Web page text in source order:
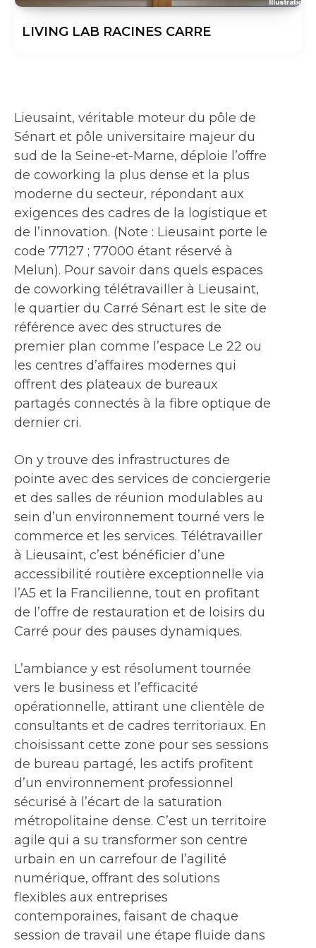
LIVING LAB RACINES CARRE
Lieusaint, véritable moteur du pôle de
Sénart et pôle universitaire majeur du
sud de la Seine-et-Marne, déploie l’offre
de coworking la plus dense et la plus
moderne du secteur, répondant aux
exigences des cadres de la logistique et
de l’innovation. (Note : Lieusaint porte le
code 77127 ; 77000 étant réservé à
Melun). Pour savoir dans quels espaces
de coworking télétravailler à Lieusaint,
le quartier du Carré Sénart est le site de
référence avec des structures de
premier plan comme l’espace Le 22 ou
les centres d’affaires modernes qui
offrent des plateaux de bureaux
partagés connectés à la fibre optique de
dernier cri.
On y trouve des infrastructures de
pointe avec des services de conciergerie
et des salles de réunion modulables au
sein d’un environnement tourné vers le
commerce et les services. Télétravailler
à Lieusaint, c’est bénéficier d’une
accessibilité routière exceptionnelle via
l’A5 et la Francilienne, tout en profitant
de l’offre de restauration et de loisirs du
Carré pour des pauses dynamiques.
L’ambiance y est résolument tournée
vers le business et l’efficacité
opérationnelle, attirant une clientèle de
consultants et de cadres territoriaux. En
choisissant cette zone pour ses sessions
de bureau partagé, les actifs profitent
d’un environnement professionnel
sécurisé à l’écart de la saturation
métropolitaine dense. C’est un territoire
agile qui a su transformer son centre
urbain en un carrefour de l’agilité
numérique, offrant des solutions
flexibles aux entreprises
contemporaines, faisant de chaque
session de travail une étape fluide dans